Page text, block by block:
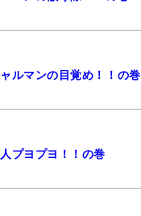
ルマンの目覚め！！の巻
プヨプヨ！！の巻